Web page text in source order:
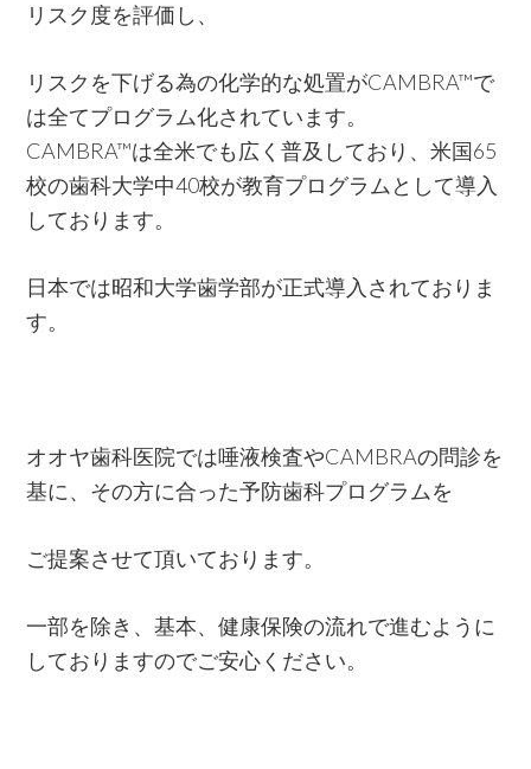
リスク度を評価し、
リスクを下げる為の化学的な処置がCAMBRA™で
は全てプログラム化されています。
CAMBRA™は全米でも広く普及しており、米国65
校の歯科大学中40校が教育プログラムとして導入
しております。
日本では昭和大学歯学部が正式導入されておりま
す。
オオヤ歯科医院では唾液検査やCAMBRAの問診を
基に、その方に合った予防歯科プログラムを
ご提案させて頂いております。
一部を除き、基本、健康保険の流れで進むように
しておりますのでご安心ください。